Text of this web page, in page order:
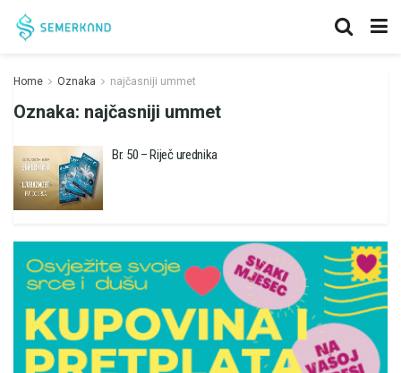
Home Oznaka najčasniji ummet
Oznaka: najčasniji ummet
Br. 50 – Riječ urednika